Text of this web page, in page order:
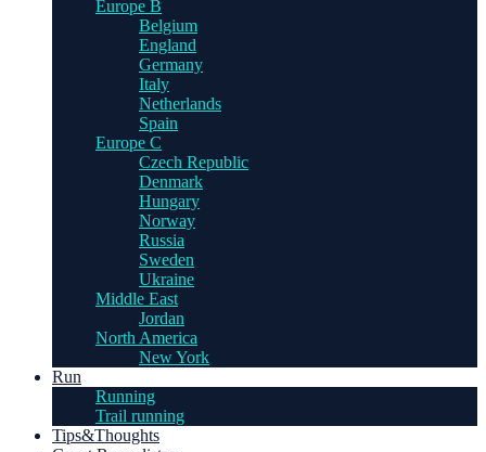
Europe B
Belgium
England
Germany
Italy
Netherlands
Spain
Europe C
Czech Republic
Denmark
Hungary
Norway
Russia
Sweden
Ukraine
Middle East
Jordan
North America
New York
Run
Running
Trail running
Tips&Thoughts